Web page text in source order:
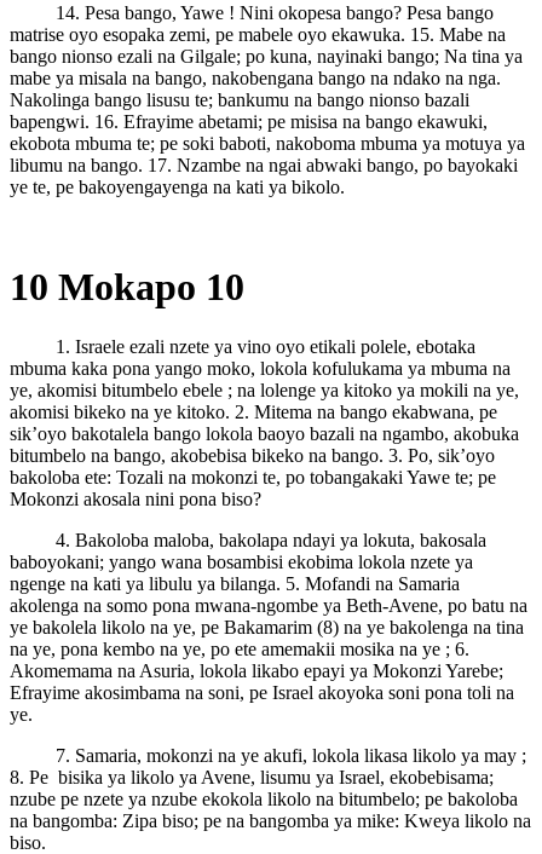
14. Pesa bango, Yawe ! Nini okopesa bango? Pesa bango
matrise oyo esopaka zemi, pe mabele oyo ekawuka. 15. Mabe na
bango nionso ezali na Gilgale; po kuna, nayinaki bango; Na tina ya
mabe ya misala na bango, nakobengana bango na ndako na nga.
Nakolinga bango lisusu te; bankumu na bango nionso bazali
bapengwi. 16. Efrayime abetami; pe misisa na bango ekawuki,
ekobota mbuma te; pe soki baboti, nakoboma mbuma ya motuya ya
libumu na bango. 17. Nzambe na ngai abwaki bango, po bayokaki
ye te, pe bakoyengayenga na kati ya bikolo.
10 Mokapo 10
1. Israele ezali nzete ya vino oyo etikali polele, ebotaka
mbuma kaka pona yango moko, lokola kofulukama ya mbuma na
ye, akomisi bitumbelo ebele ; na lolenge ya kitoko ya mokili na ye,
akomisi bikeko na ye kitoko. 2. Mitema na bango ekabwana, pe
sik’oyo bakotalela bango lokola baoyo bazali na ngambo, akobuka
bitumbelo na bango, akobebisa bikeko na bango. 3. Po, sik’oyo
bakoloba ete: Tozali na mokonzi te, po tobangakaki Yawe te; pe
Mokonzi akosala nini pona biso?
4. Bakoloba maloba, bakolapa ndayi ya lokuta, bakosala
baboyokani; yango wana bosambisi ekobima lokola nzete ya
ngenge na kati ya libulu ya bilanga. 5. Mofandi na Samaria
akolenga na somo pona mwana-ngombe ya Beth-Avene, po batu na
ye bakolela likolo na ye, pe Bakamarim (8) na ye bakolenga na tina
na ye, pona kembo na ye, po ete amemakii mosika na ye ; 6.
Akomemama na Asuria, lokola likabo epayi ya Mokonzi Yarebe;
Efrayime akosimbama na soni, pe Israel akoyoka soni pona toli na
ye.
7. Samaria, mokonzi na ye akufi, lokola likasa likolo ya may ;
8. Pe bisika ya likolo ya Avene, lisumu ya Israel, ekobebisama;
nzube pe nzete ya nzube ekokola likolo na bitumbelo; pe bakoloba
na bangomba: Zipa biso; pe na bangomba ya mike: Kweya likolo na
biso.